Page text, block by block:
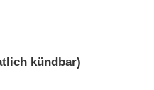
kündbar)